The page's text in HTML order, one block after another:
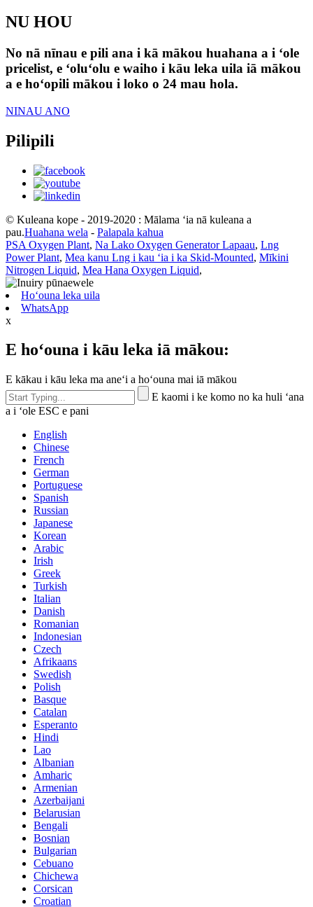
NU HOU
No nā nīnau e pili ana i kā mākou huahana a i ʻole
pricelist, e ʻoluʻolu e waiho i kāu leka uila iā mākou
a e hoʻopili mākou i loko o 24 mau hola.
NINAU ANO
Pilipili
© Kuleana kope - 2019-2020 : Mālama ʻia nā kuleana a
pau.Huahana wela - Palapala kahua
PSA Oxygen Plant, Na Lako Oxygen Generator Lapaau, Lng
Power Plant, Mea kanu Lng i kau ʻia i ka Skid-Mounted, Mīkini
Nitrogen Liquid, Mea Hana Oxygen Liquid,
Hoʻouna leka uila
WhatsApp
x
E hoʻouna i kāu leka iā mākou:
E kākau i kāu leka ma aneʻi a hoʻouna mai iā mākou
E kaomi i ke komo no ka huli ʻana
a i ʻole ESC e pani
English
Chinese
French
German
Portuguese
Spanish
Russian
Japanese
Korean
Arabic
Irish
Greek
Turkish
Italian
Danish
Romanian
Indonesian
Czech
Afrikaans
Swedish
Polish
Basque
Catalan
Esperanto
Hindi
Lao
Albanian
Amharic
Armenian
Azerbaijani
Belarusian
Bengali
Bosnian
Bulgarian
Cebuano
Chichewa
Corsican
Croatian